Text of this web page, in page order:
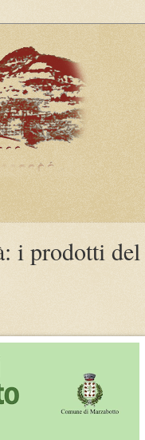
i prodotti del